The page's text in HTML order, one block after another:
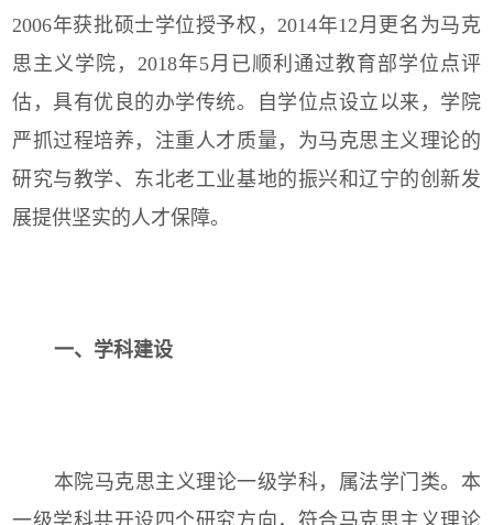
2006年获批硕士学位授予权，2014年12月更名为马克
思主义学院，2018年5月已顺利通过教育部学位点评
估，具有优良的办学传统。自学位点设立以来，学院
严抓过程培养，注重人才质量，为马克思主义理论的
研究与教学、东北老工业基地的振兴和辽宁的创新发
展提供坚实的人才保障。
一、学科建设
本院马克思主义理论一级学科，属法学门类。本